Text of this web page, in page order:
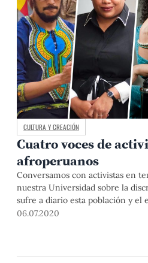
CULTURA Y CREACIÓN
Cuatro voces de
afroperuanos
Conversamos con activistas en
nuestra Universidad sobre la
sufre a diario esta población y el
estar comprometidos el Estado y
06.07.2020